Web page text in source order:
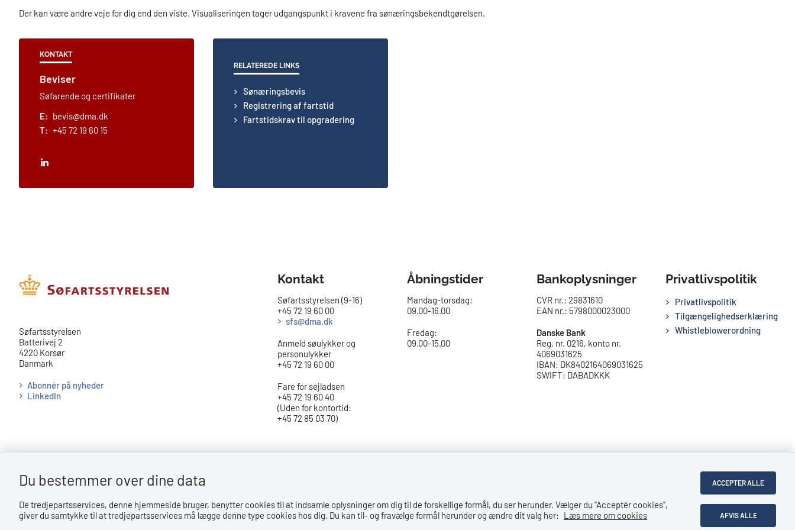
Der kan være andre veje for dig end den viste. Visualiseringen tager udgangspunkt i kravene fra sønæringsbekendtgørelsen.
KONTAKT
Beviser
Søfarende og certifikater
E: bevis@dma.dk
T: +45 72 19 60 15
RELATEREDE LINKS
Sønæringsbevis
Registrering af fartstid
Fartstidskrav til opgradering
​​Søfartsstyrelsen
Batterivej 2
4220 Korsør
Danmark
Abonnér på nyheder
LinkedIn
Kontakt
Søfartsstyrelsen (9-16)
+45 72 19 60 00
sfs@dma.dk
Anmeld søulykker og
personulykker
+45 72 19 60 00
Fare for sejladsen
+45 72 19 60 40
(Uden for kontortid:
+45 72 85 03 70)
Åbningstider
Mandag-torsdag:
09.00-16.00​
Fredag:
09.00-15.00
Bankoplysninger
CVR nr.: 29831610
EAN nr.: 5798000023000
Danske Bank
Reg. nr. 0216, konto nr.
4069031625
IBAN: DK8402164069031625
SWIFT: DABADKKK
Privatlivspolitik
Privatlivspolitik
Tilgængelighedserklæring
Whistleblowerordning
Bemærk!
Dette indhold kræver cookies for at blive vist korrekt.
Du bestemmer over dine data
De tredjepartsservices, denne hjemmeside bruger, benytter cookies til at indsamle oplysninger om dig til de forskellige formål, du ser herunder. Vælger du ''Acceptér cookies'',
giver du samtykke til at tredjepartsservices må lægge denne type cookies hos dig. Du kan til- og fravælge formål herunder og ændre dit valg her: Læs mere om cookies
ACCEPTER ALLE
AFVIS ALLE